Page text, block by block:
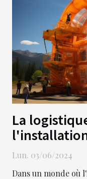
La
gonflables
publicités.
Lun. 03/06/2024
Dans un monde où